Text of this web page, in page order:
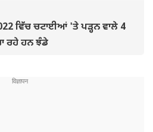
ਵਿੱਚ ਚਟਾਈਆਂ 'ਤੇ ਪੜ੍ਹਨ ਵਾਲੇ 4
ਰਹੇ ਹਨ ਝੰਡੇ